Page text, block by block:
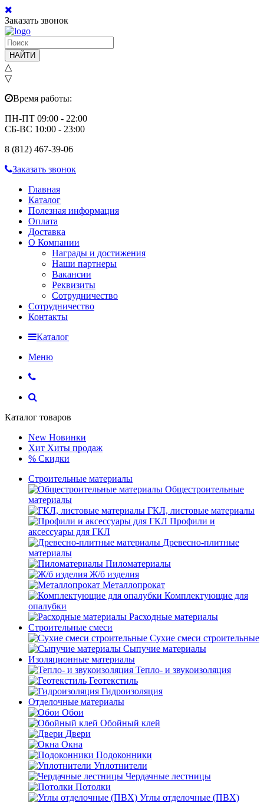
Заказать звонок
НАЙТИ
△
▽
Время работы:
ПН-ПТ 09:00 - 22:00
СБ-ВС 10:00 - 23:00
8 (812) 467-39-06
Заказать звонок
Главная
Каталог
Полезная информация
Оплата
Доставка
О Компании
Награды и достижения
Наши партнеры
Вакансии
Реквизиты
Сотрудничество
Сотрудничество
Контакты
Каталог
Меню
Каталог товаров
New Новинки
Хит Хиты продаж
% Скидки
Строительные материалы
Общестроительные
материалы
ГКЛ, листовые материалы
Профили и
аксессуары для ГКЛ
Древесно-плитные
материалы
Пиломатериалы
Ж/б изделия
Металлопрокат
Комплектующие для
опалубки
Расходные материалы
Строительные смеси
Сухие смеси строительные
Сыпучие материалы
Изоляционные материалы
Тепло- и звукоизоляция
Геотекстиль
Гидроизоляция
Отделочные материалы
Обои
Обойный клей
Двери
Окна
Подоконники
Уплотнители
Чердачные лестницы
Потолки
Углы отделочные (ПВХ)